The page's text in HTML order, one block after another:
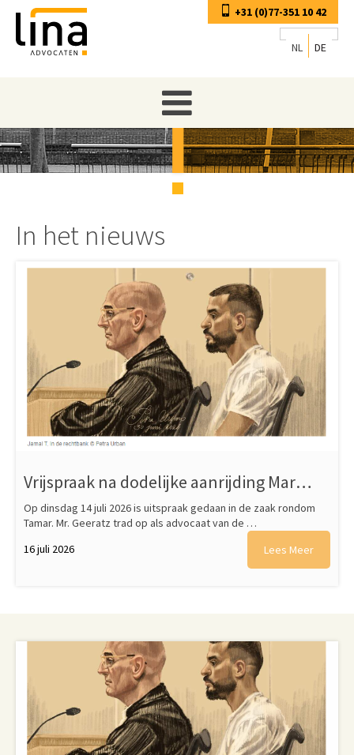
+31 (0)77-351 10 42
NL DE
In het nieuws
Vrijspraak na dodelijke aanrijding Marken
Op dinsdag 14 juli 2026 is uitspraak gedaan in de zaak rondom
Tamar. Mr. Geeratz trad op als advocaat van de …
16 juli 2026
Lees Meer